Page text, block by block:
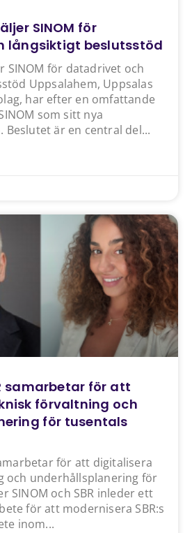
SINOM för
långsiktigt beslutsstöd
SINOM för datadrivet och
Uppsalahem, Uppsalas
har efter en omfattande
som sitt nya
Beslutet är en central del
samarbetar för att
förvaltning och
för tusentals
för att digitalisera
och underhållsplanering för
SINOM och SBR inleder ett
för att modernisera SBR:s
inom